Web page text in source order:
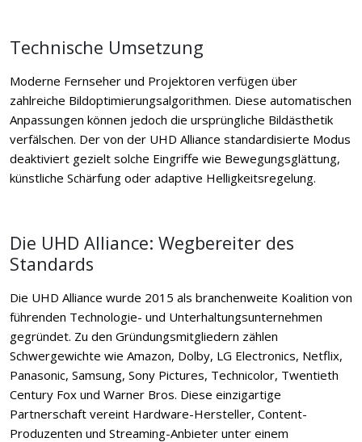
Technische Umsetzung
Moderne Fernseher und Projektoren verfügen über
zahlreiche Bildoptimierungsalgorithmen. Diese automatischen
Anpassungen können jedoch die ursprüngliche Bildästhetik
verfälschen. Der von der UHD Alliance standardisierte Modus
deaktiviert gezielt solche Eingriffe wie Bewegungsglättung,
künstliche Schärfung oder adaptive Helligkeitsregelung.
Die UHD Alliance: Wegbereiter des
Standards
Die UHD Alliance wurde 2015 als branchenweite Koalition von
führenden Technologie- und Unterhaltungsunternehmen
gegründet. Zu den Gründungsmitgliedern zählen
Schwergewichte wie Amazon, Dolby, LG Electronics, Netflix,
Panasonic, Samsung, Sony Pictures, Technicolor, Twentieth
Century Fox und Warner Bros. Diese einzigartige
Partnerschaft vereint Hardware-Hersteller, Content-
Produzenten und Streaming-Anbieter unter einem